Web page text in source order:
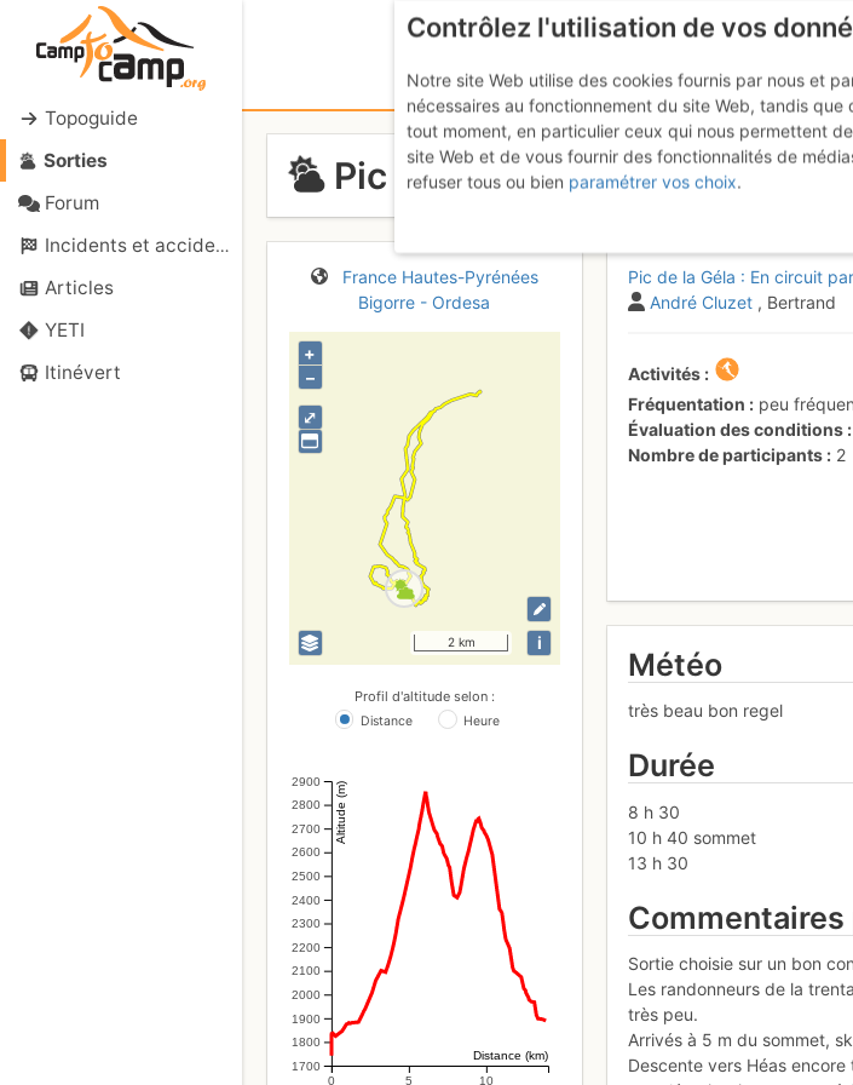
Topoguide
Sorties
Forum
Incidents et accidents
Articles
YETI
Itinévert
Pic de la Géla en circuit
France Hautes-Pyrénées
Bigorre - Ordesa
+
–
2 km i
⤢
Profil d'altitude selon :
Distance Heure
1700
1800
1900
2000
2100
2200
2300
2400
2500
2600
2700
2800
2900 Altitude (m)
0 5 10
Distance (km)
Pic de la Géla : En circuit
André Cluzet , Bertrand
Activités
Fréquentation
peu
Évaluation des conditions
Nombre de participants
2
Météo
très beau bon regel
Durée
8 h 30
10 h 40 sommet
13 h 30
Sortie choisie sur un bon
Les randonneurs de la
très peu.
Arrivés à 5 m du sommet,
Descente vers Héas
Contrôlez l'utilisation de vos
Notre site Web utilise des cookies fournis par nous et
nécessaires au fonctionnement du site Web, tandis
tout moment, en particulier ceux qui nous permettent
site Web et de vous fournir des fonctionnalités de
refuser tous ou bien paramétrer vos choix.